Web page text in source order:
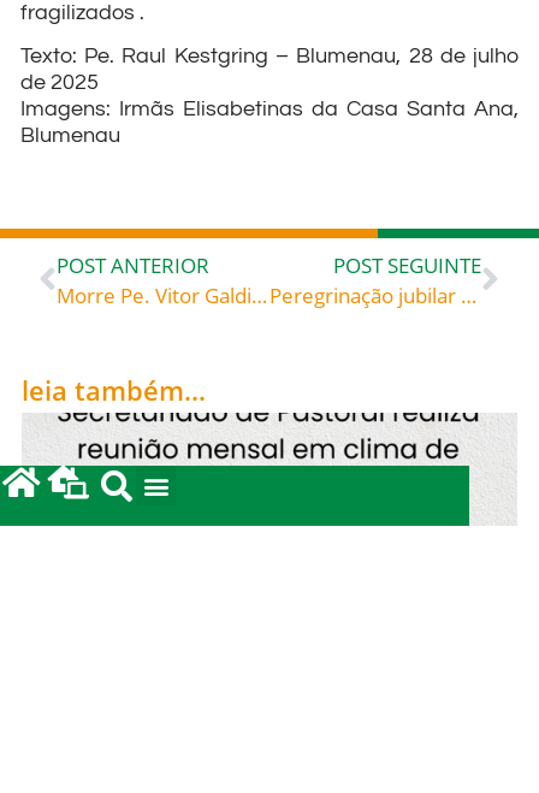
fragilizados .
Texto: Pe. Raul Kestgring – Blumenau, 28 de julho
de 2025
Imagens: Irmãs Elisabetinas da Casa Santa Ana,
Blumenau
POST ANTERIOR
Morre Pe. Vitor Galdino Feller, referência da Igreja de Santa Catarina
POST SEGUINTE
Peregrinação jubilar da Diocese de Blumenau à Gruta Nossa Senhora de Fátima, em Doutor Pedrinho/SC, no dia 27 de julho de 2025 – Álbum
leia também...